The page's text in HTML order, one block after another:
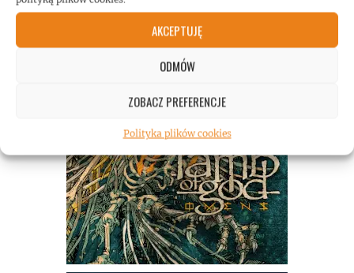
AKCEPTUJĘ
ODMÓW
ZOBACZ PREFERENCJE
Polityka plików cookies